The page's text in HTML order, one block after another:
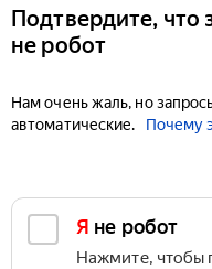
Подтвердите, что
не робот
Нам очень жаль, но
автоматические.
Почему
Я не робот
Нажмите, чтобы